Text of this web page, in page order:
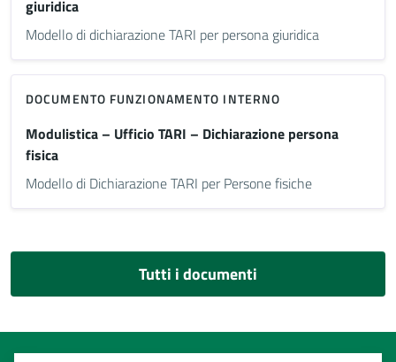
giuridica
Modello di dichiarazione TARI per persona giuridica
DOCUMENTO FUNZIONAMENTO INTERNO
Modulistica – Ufficio TARI – Dichiarazione persona
fisica
Modello di Dichiarazione TARI per Persone fisiche
Tutti i documenti